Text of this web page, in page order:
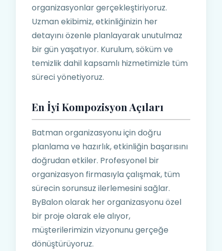
organizasyonlar gerçekleştiriyoruz.
Uzman ekibimiz, etkinliğinizin her
detayını özenle planlayarak unutulmaz
bir gün yaşatıyor. Kurulum, söküm ve
temizlik dahil kapsamlı hizmetimizle tüm
süreci yönetiyoruz.
En İyi Kompozisyon Açıları
Batman organizasyonu için doğru
planlama ve hazırlık, etkinliğin başarısını
doğrudan etkiler. Profesyonel bir
organizasyon firmasıyla çalışmak, tüm
sürecin sorunsuz ilerlemesini sağlar.
ByBalon olarak her organizasyonu özel
bir proje olarak ele alıyor,
müşterilerimizin vizyonunu gerçeğe
dönüştürüyoruz.